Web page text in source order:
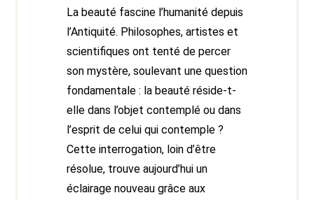
La beauté fascine l’humanité depuis
l’Antiquité. Philosophes, artistes et
scientifiques ont tenté de percer
son mystère, soulevant une question
fondamentale : la beauté réside-t-
elle dans l’objet contemplé ou dans
l’esprit de celui qui contemple ?
Cette interrogation, loin d’être
résolue, trouve aujourd’hui un
éclairage nouveau grâce aux